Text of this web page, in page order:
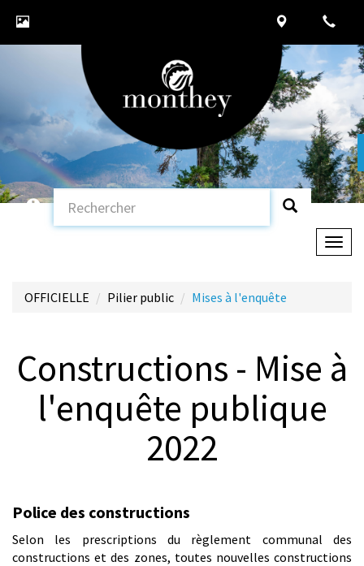
OFFICIELLE Pilier public Mises à l'enquête
Constructions - Mise à
l'enquête publique
2022
Police des constructions
Selon les prescriptions du règlement communal des
constructions et des zones, toutes nouvelles constructions